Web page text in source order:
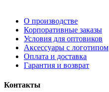
О производстве
Корпоративные заказы
Условия для оптовиков
Аксессуары с логотипом
Оплата и доставка
Гарантия и возврат
Контакты